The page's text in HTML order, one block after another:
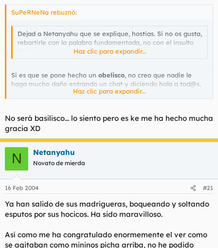
SuPeRNeNa rebuznó:
Dejad a Netanyahu que se explique, hostias. Si no os gusta,
rebartirle con la palabra fundamentada, no con el insulto
Haz clic para expandir...
Si es que se pone hecho un obelisco, no creo que nadie le
haga mucho daño entrando un chat y diciendo hola a tod@s,
por dios que no es el fin del mundo
Haz clic para expandir...
No será basilisco... lo siento pero es ke me ha hecho mucha
gracia XD
N Netanyahu
Novato de mierda
16 Feb 2004 #21
Ya han salido de sus madrigueras, boqueando y soltando
esputos por sus hocicos. Ha sido maravilloso.
Así como me ha congratulado enormemente el ver como
se agitaban como mininos picha arriba, no he podido